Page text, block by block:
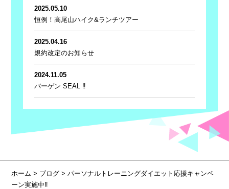
2025.05.10
恒例！高尾山ハイク&ランチツアー
2025.04.16
規約改定のお知らせ
2024.11.05
バーゲン SEAL ‼
ホーム> ブログ > パーソナルトレーニングダイエット応援キャンペ
ーン実施中‼